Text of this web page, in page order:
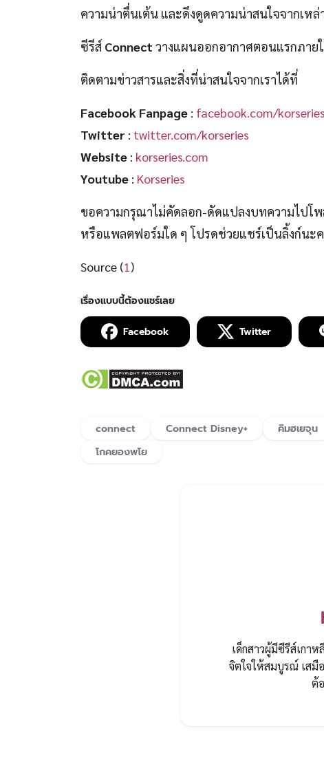
ความน่าตื่นเต้น และดึงดูดความน่าสนใจจากเห
ซีรีส์ Connect วางแผนออกอากาศตอนแรกภาย
ติดตามข่าวสารและสิ่งที่น่าสนใจจากเราได้ที่
Facebook Fanpage : facebook.com/korseries
Twitter : twitter.com/korseries
Website : korseries.com
Youtube : Korseries
ขอความกรุณาไม่คัดลอก-ดัดแปลงบทความไปโพ
หรือแพลตฟอร์มใด ๆ โปรดช่วยแชร์เป็นลิ้งก์นะ
Source (1)
Facebook Twitter
connect Connect Disney+ คิมฮเยจุน
โกคยองพโย
เด็กสาวผู้มีซีรีส์เก
จิตใจให้สมบูรณ์ เสมื
ต้